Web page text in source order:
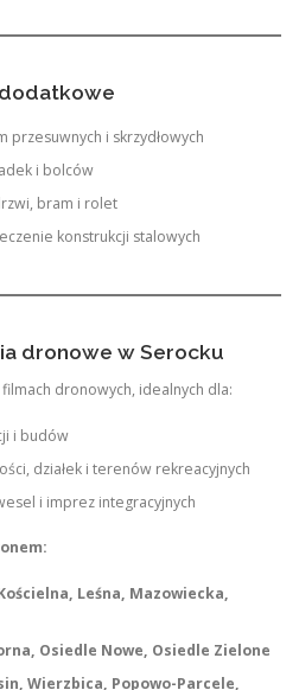
dodatkowe
przesuwnych i skrzydłowych
i bolców
bram i rolet
konstrukcji stalowych
dronowe w Serocku
dronowych, idealnych dla:
i budów
działek i terenów rekreacyjnych
i imprez integracyjnych
Leśna, Mazowiecka,
Osiedle Nowe, Osiedle Zielone
Wierzbica, Popowo-Parcele,